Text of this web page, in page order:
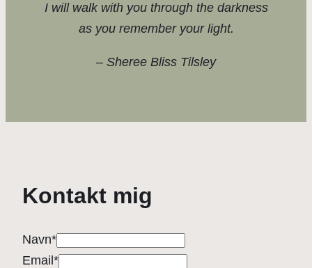
I will walk with you through the darkness
as you remember your light.
– Sheree Bliss Tilsley
Kontakt mig
Navn*
Email *